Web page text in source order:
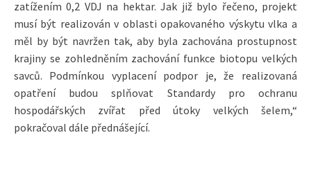
zatížením 0,2 VDJ na hektar. Jak již bylo řečeno, projekt
musí být realizován v oblasti opakovaného výskytu vlka a
měl by být navržen tak, aby byla zachována prostupnost
krajiny se zohledněním zachování funkce biotopu velkých
savců. Podmínkou vyplacení podpor je, že realizovaná
opatření budou splňovat Standardy pro ochranu
hospodářských zvířat před útoky velkých šelem,“
pokračoval dále přednášející.